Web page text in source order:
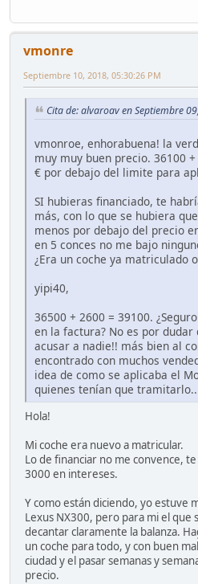
vmonre
Septiembre 10, 2018, 05:30:26 PM
Cita de: alvaroav en Septiembre
vmonroe, enhorabuena! la
muy muy buen precio. 36100
€ por debajo del limite para
SI hubieras financiado, te
más, con lo que se hubiera
menos por debajo del precio
en 5 conces no me bajo
¿Era un coche ya matriculado
yipi40,
36500 + 2600 = 39100.
en la factura? No es por
acusar a nadie!! más bien al
encontrado con muchos
idea de como se aplicaba el
quienes tenían que tramitarlo..
Hola!
Mi coche era nuevo a matricular.
Lo de financiar no me convence,
3000 en intereses.
Y como están diciendo, yo estuve
Lexus NX300, pero para mi el que
decantar claramente la balanza.
un coche para todo, y con buen
ciudad y el pasar semanas y
precio.